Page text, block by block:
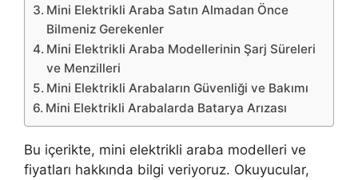
Mini Elektrikli Araba Satın Almadan Önce
Bilmeniz Gerekenler
Mini Elektrikli Araba Modellerinin Şarj Süreleri
ve Menzilleri
Mini Elektrikli Arabaların Güvenliği ve Bakımı
Mini Elektrikli Arabalarda Batarya Arızası
Bu içerikte, mini elektrikli araba modelleri ve
fiyatları hakkında bilgi veriyoruz. Okuyucular,